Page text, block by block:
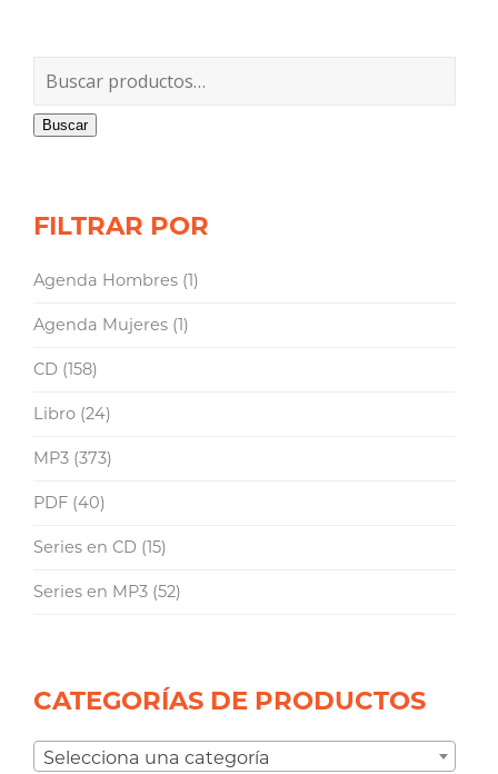
Buscar
FILTRAR POR
Agenda Hombres (1)
Agenda Mujeres (1)
CD (158)
Libro (24)
MP3 (373)
PDF (40)
Series en CD (15)
Series en MP3 (52)
CATEGORÍAS DE PRODUCTOS
Selecciona una categoría